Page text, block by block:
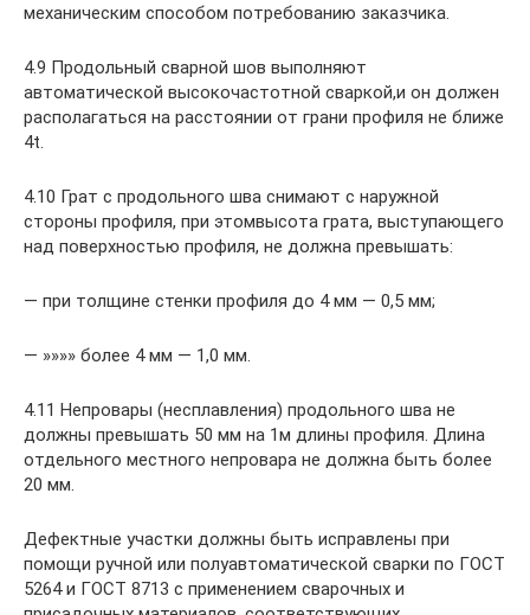
механическим способом потребованию заказчика.
4.9 Продольный сварной шов выполняют
автоматической высокочастотной сваркой,и он должен
располагаться на расстоянии от грани профиля не ближе
4t.
4.10 Грат с продольного шва снимают с наружной
стороны профиля, при этомвысота грата, выступающего
над поверхностью профиля, не должна превышать:
— при толщине стенки профиля до 4 мм — 0,5 мм;
— »»»» более 4 мм — 1,0 мм.
4.11 Непровары (несплавления) продольного шва не
должны превышать 50 мм на 1м длины профиля. Длина
отдельного местного непровара не должна быть более
20 мм.
Дефектные участки должны быть исправлены при
помощи ручной или полуавтоматической сварки по ГОСТ
5264 и ГОСТ 8713 с применением сварочных и